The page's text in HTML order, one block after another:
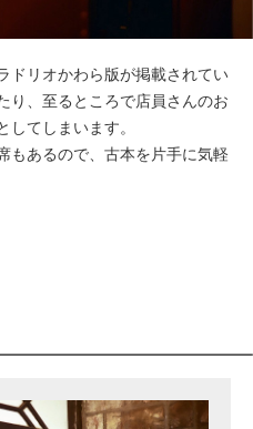
ドリオかわら版が掲載されてい
り、至るところで店員さんのお
してしまいます。
もあるので、古本を片手に気軽